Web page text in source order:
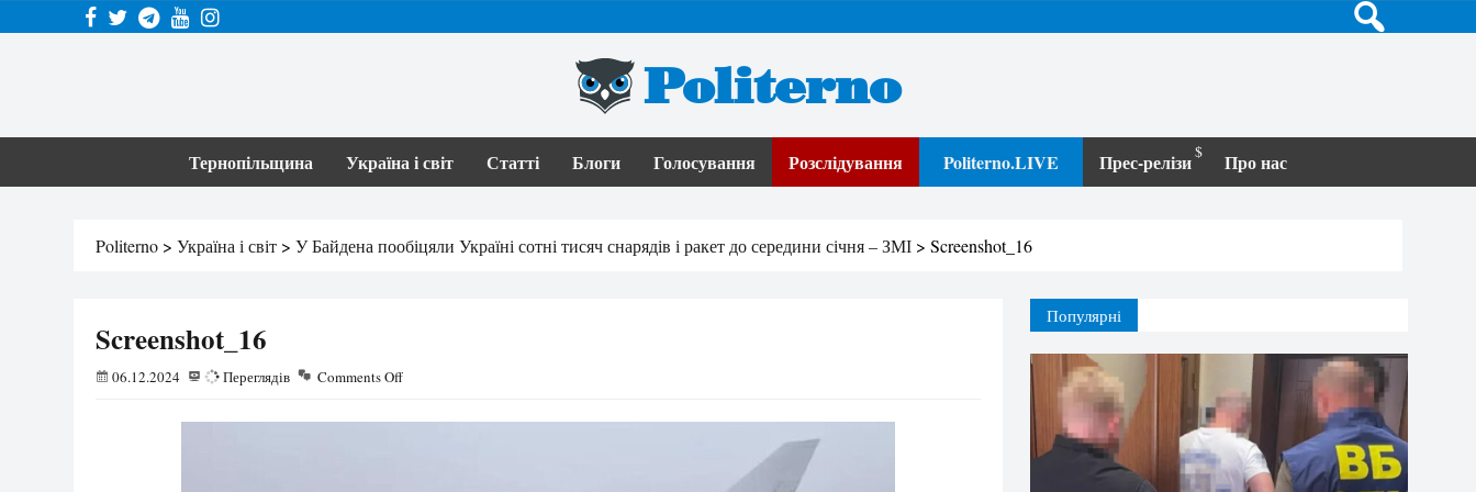
Politerno
Тернопільщина Україна і світ Статті Блоги Голосування Розслідування Politerno.LIVE Прес-релізи Про нас
Politerno > Україна і світ > У Байдена пообіцяли Україні сотні тисяч снарядів і ракет до середини січня – ЗМІ > Screenshot_16
Screenshot_16
06.12.2024 73Переглядів Comments Off
Популярні